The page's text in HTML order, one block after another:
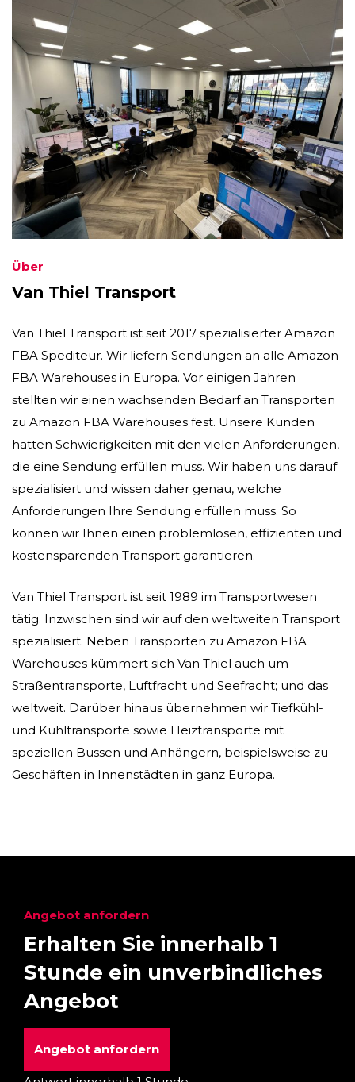
Über
Van Thiel Transport
Van Thiel Transport ist seit 2017 spezialisierter Amazon
FBA Spediteur. Wir liefern Sendungen an alle Amazon
FBA Warehouses in Europa. Vor einigen Jahren
stellten wir einen wachsenden Bedarf an Transporten
zu Amazon FBA Warehouses fest. Unsere Kunden
hatten Schwierigkeiten mit den vielen Anforderungen,
die eine Sendung erfüllen muss. Wir haben uns darauf
spezialisiert und wissen daher genau, welche
Anforderungen Ihre Sendung erfüllen muss. So
können wir Ihnen einen problemlosen, effizienten und
kostensparenden Transport garantieren.
Van Thiel Transport ist seit 1989 im Transportwesen
tätig. Inzwischen sind wir auf den weltweiten Transport
spezialisiert. Neben Transporten zu Amazon FBA
Warehouses kümmert sich Van Thiel auch um
Straßentransporte, Luftfracht und Seefracht; und das
weltweit. Darüber hinaus übernehmen wir Tiefkühl-
und Kühltransporte sowie Heiztransporte mit
speziellen Bussen und Anhängern, beispielsweise zu
Geschäften in Innenstädten in ganz Europa.
Angebot anfordern
Erhalten Sie innerhalb 1
Stunde ein unverbindliches
Angebot
Angebot anfordern